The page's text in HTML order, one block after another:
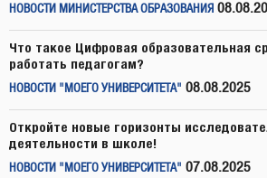
НОВОСТИ МИНИСТЕРСТВА ОБРАЗОВАНИЯ
Что такое Цифровая образовательная
работать педагогам?
НОВОСТИ "МОЕГО УНИВЕРСИТЕТА" 08.08.2025
Откройте новые горизонты
деятельности в школе!
НОВОСТИ "МОЕГО УНИВЕРСИТЕТА" 07.08.2025